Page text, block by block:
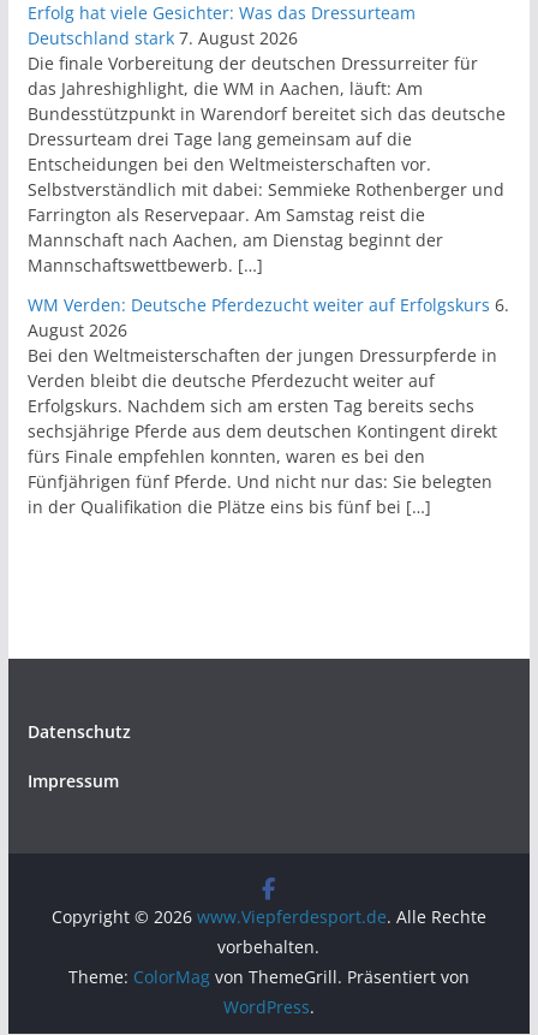
Erfolg hat viele Gesichter: Was das Dressurteam
Deutschland stark 7. August 2026
Die finale Vorbereitung der deutschen Dressurreiter für
das Jahreshighlight, die WM in Aachen, läuft: Am
Bundesstützpunkt in Warendorf bereitet sich das deutsche
Dressurteam drei Tage lang gemeinsam auf die
Entscheidungen bei den Weltmeisterschaften vor.
Selbstverständlich mit dabei: Semmieke Rothenberger und
Farrington als Reservepaar. Am Samstag reist die
Mannschaft nach Aachen, am Dienstag beginnt der
Mannschaftswettbewerb. […]
WM Verden: Deutsche Pferdezucht weiter auf Erfolgskurs 6.
August 2026
Bei den Weltmeisterschaften der jungen Dressurpferde in
Verden bleibt die deutsche Pferdezucht weiter auf
Erfolgskurs. Nachdem sich am ersten Tag bereits sechs
sechsjährige Pferde aus dem deutschen Kontingent direkt
fürs Finale empfehlen konnten, waren es bei den
Fünfjährigen fünf Pferde. Und nicht nur das: Sie belegten
in der Qualifikation die Plätze eins bis fünf bei […]
Datenschutz
Impressum
Copyright © 2026 www.Viepferdesport.de. Alle Rechte
vorbehalten.
Theme: ColorMagvon ThemeGrill. Präsentiert von
WordPress.